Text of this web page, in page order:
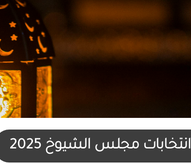
انتخابات مجلس الشيوخ 2025